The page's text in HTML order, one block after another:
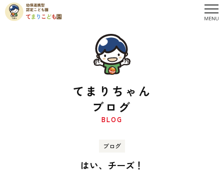
てまりちゃん
ブログ
BLOG
ブログ
はい、チーズ！